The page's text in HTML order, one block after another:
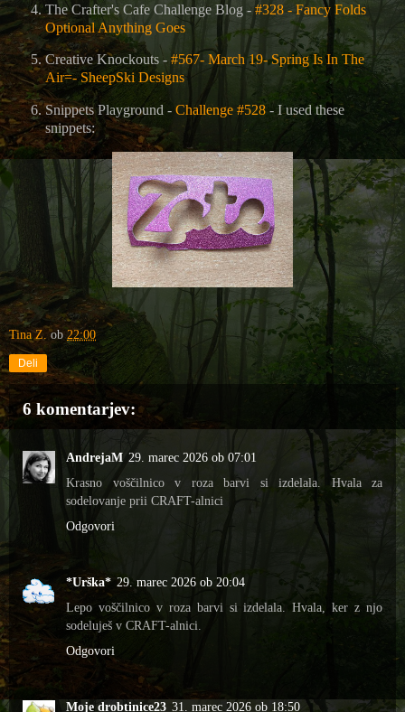
The Crafter's Cafe Challenge Blog -#328 - Fancy Folds
Optional Anything Goes
Creative Knockouts - #567- March 19- Spring Is In The
Air=- SheepSki Designs
Snippets Playground - Challenge #528 - I used these
snippets:
Tina Z. ob 22:00
Deli
6 komentarjev:
AndrejaM 29. marec 2026 ob 07:01
Krasno voščilnico v roza barvi si izdelala. Hvala za
sodelovanje prii CRAFT-alnici
Odgovori
*Urška* 29. marec 2026 ob 20:04
Lepo voščilnico v roza barvi si izdelala. Hvala, ker z njo
sodeluješ v CRAFT-alnici.
Odgovori
Moje drobtinice23 31. marec 2026 ob 18:50